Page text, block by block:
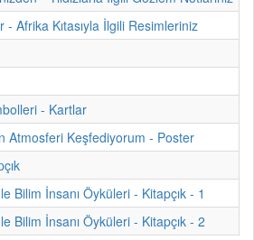
Afrika Kıtasıyla İlgili Resimleriniz
- Kartlar
Atmosferi Keşfediyorum - Poster
Bilim İnsanı Öyküleri - Kitapçık - 1
Bilim İnsanı Öyküleri - Kitapçık - 2